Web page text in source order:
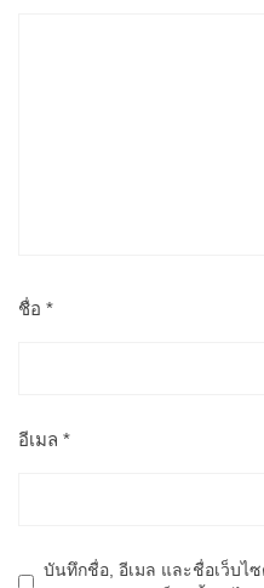
ชื่อ *
อีเมล *
บันทึกชื่อ, อีเมล และชื่อเว็บไ